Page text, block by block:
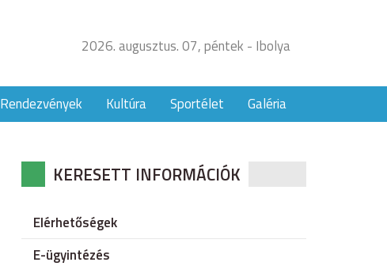
2026. augusztus. 07, péntek - Ibolya
Rendezvények Kultúra Sportélet Galéria
KERESETT INFORMÁCIÓK
Elérhetőségek
E-ügyintézés